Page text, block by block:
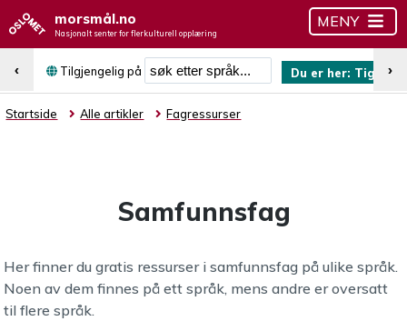
morsmål.no
Nasjonalt senter for flerkulturell opplæring
MENY
Tilgjengelig på
Søk etter språk
Du er her: Tigrinja
‹ ›
Startside Alle artikler Fagressurser
Samfunnsfag
Her finner du gratis ressurser i samfunnsfag på ulike språk.
Noen av dem finnes på ett språk, mens andre er oversatt
til flere språk.